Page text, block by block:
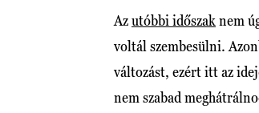
Azutóbbi időszaknem
voltál szembesülni.
változást, ezért itt az
nem szabad